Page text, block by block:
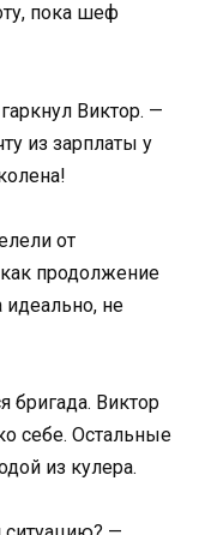
пока шеф
Виктор. —
из зарплаты у
от
продолжение
идеально, не
бригада. Виктор
себе. Остальные
из кулера.